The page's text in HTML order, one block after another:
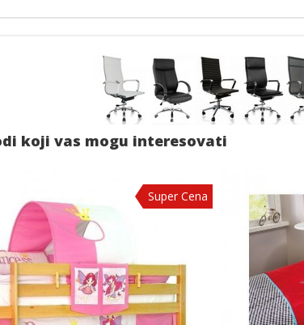
koji vas mogu interesovati
Super Cena